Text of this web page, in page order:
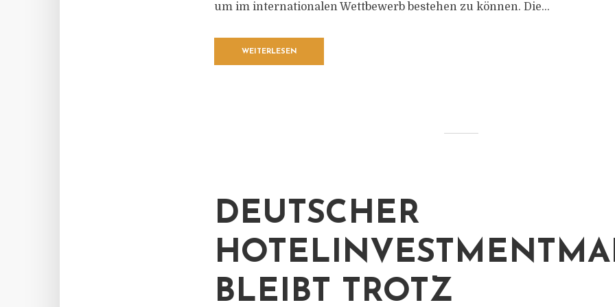
um im internationalen Wettbewerb bestehen zu können. Die...
WEITERLESEN
DEUTSCHER
BLEIBT TROTZ